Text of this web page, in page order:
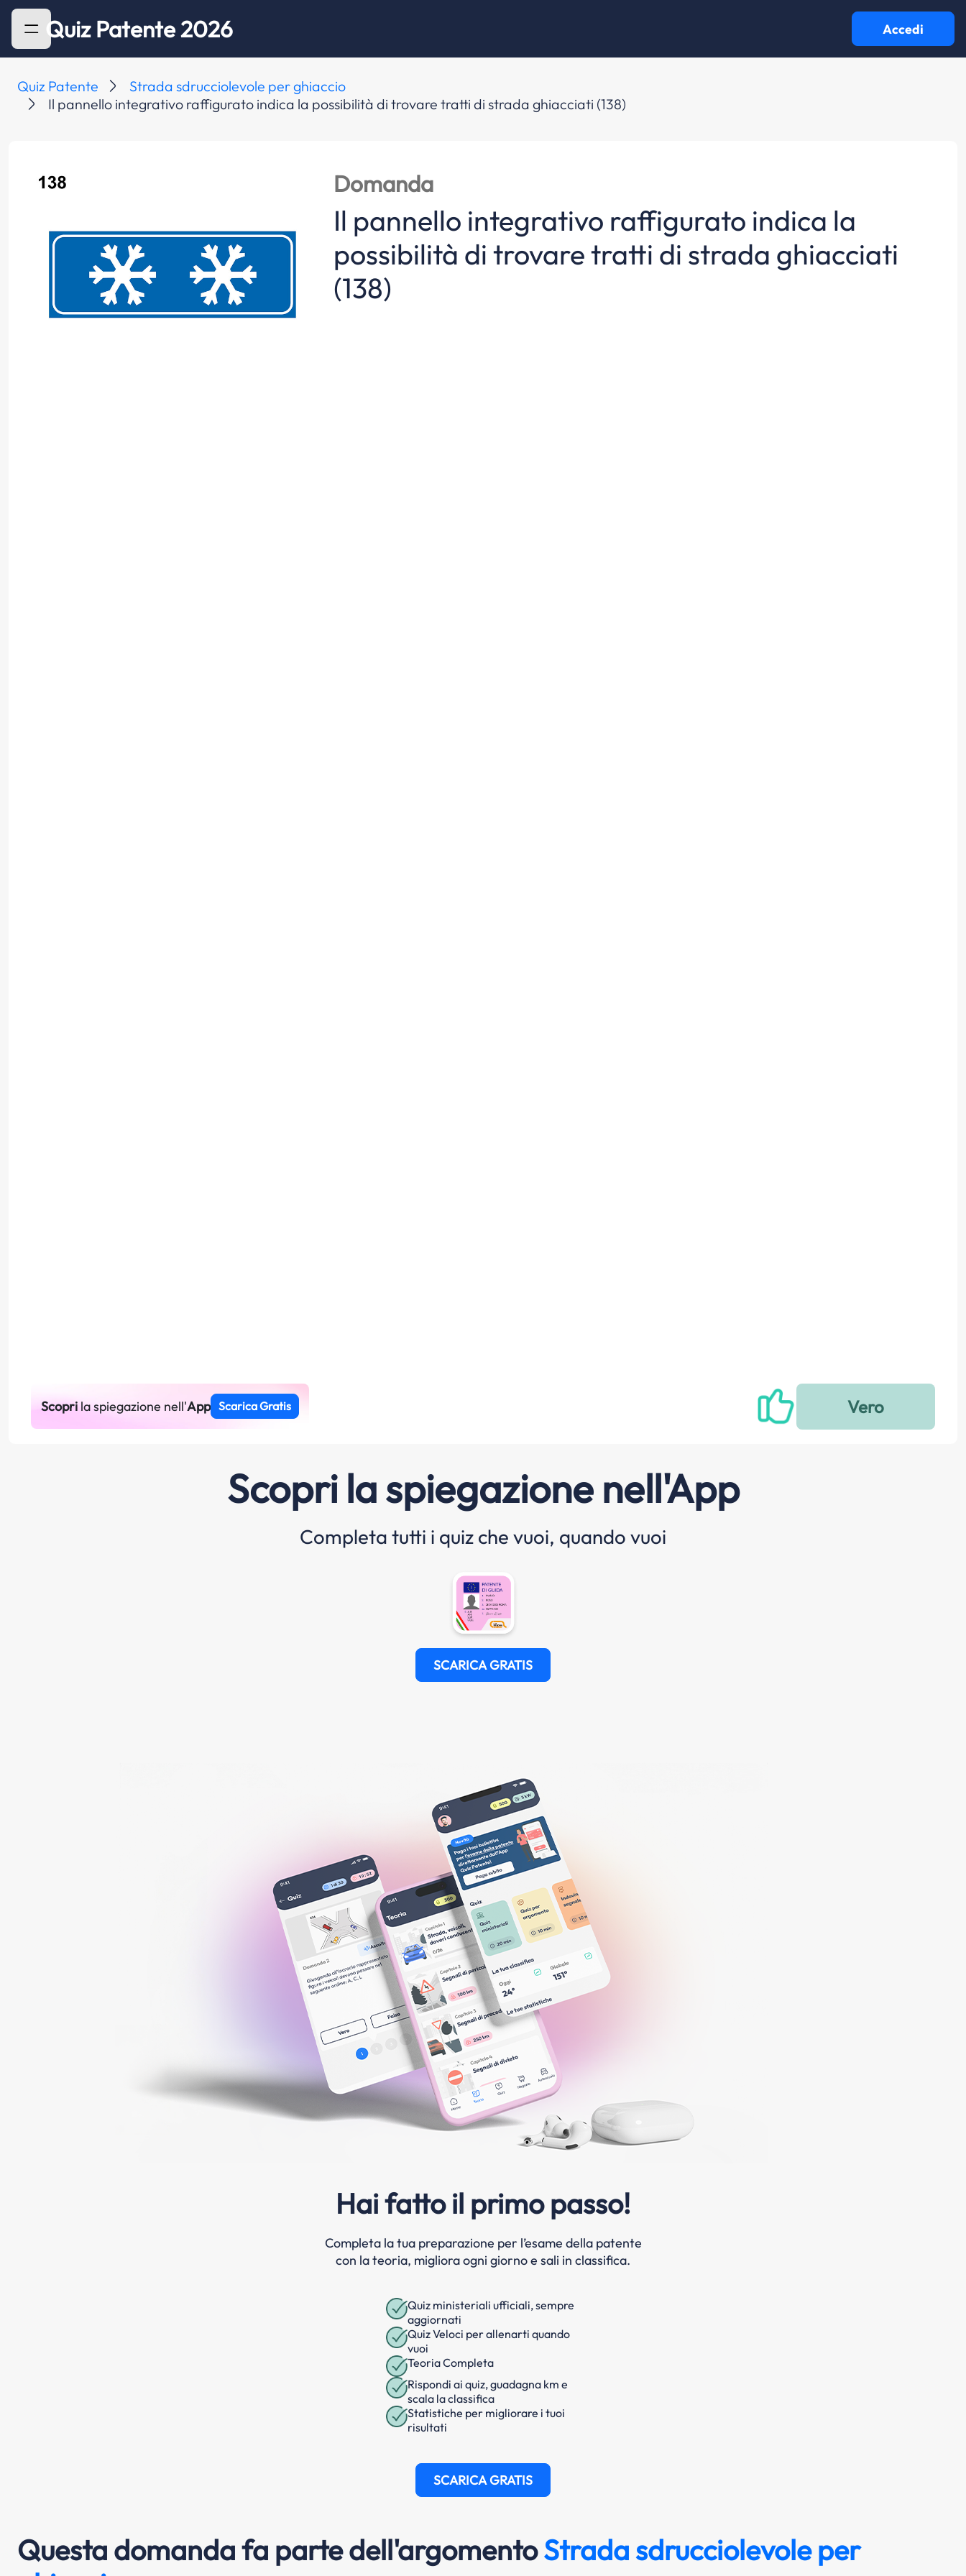
Quiz Patente 2026 Accedi
Quiz Patente
Strada sdrucciolevole per ghiaccio
Il pannello integrativo raffigurato indica la possibilità di trovare tratti di strada ghiacciati (138)
Domanda
Il pannello integrativo raffigurato indica la
possibilità di trovare tratti di strada ghiacciati
(138)
Scoprila spiegazione nell'App Scarica Gratis
Scopri la spiegazione nell'App
Completa tutti i quiz che vuoi, quando vuoi
SCARICA GRATIS
Hai fatto il primo passo!
Completa la tua preparazione per l’esame della patente
con la teoria, migliora ogni giorno e sali in classifica.
Quiz ministeriali ufficiali, sempre
aggiornati
Quiz Veloci per allenarti quando
vuoi
Teoria Completa
Rispondi ai quiz, guadagna km e
scala la classifica
Statistiche per migliorare i tuoi
risultati
SCARICA GRATIS
Questa domanda fa parte dell'argomentoStrada sdrucciolevole per